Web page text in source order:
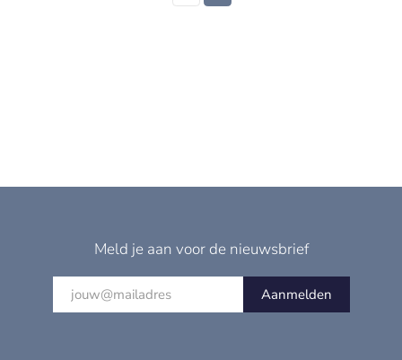
Meld je aan voor de nieuwsbrief
Aanmelden